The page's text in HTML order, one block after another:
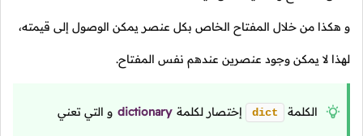
و هكذا من خلال المفتاح الخاص بكل عنصر يمكن الوصول إلى قيمته،
لهذا لا يمكن وجود عنصرين عندهم نفس المفتاح.
الكلمة dict إختصار لكلمة dictionary و التي تعني